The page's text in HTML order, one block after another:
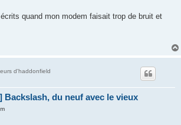
quand mon modem faisait trop de bruit et
d'haddonfield
Backslash, du neuf avec le vieux